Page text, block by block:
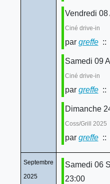
Vendredi 08
Ciné drive-in
par greffe::
Samedi 09
Ciné drive-in
par greffe::
Dimanche
Coss/Grill 2025
par greffe::
Septembre
2025
Samedi 06
23:00